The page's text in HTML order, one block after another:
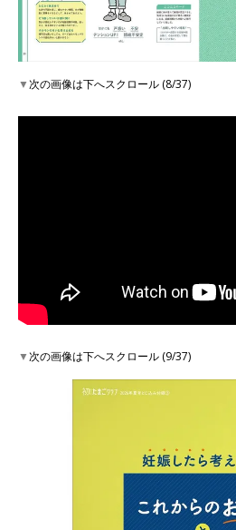
▼次の画像は下へスクロール (8/37)
▼次の画像は下へスクロール (9/37)